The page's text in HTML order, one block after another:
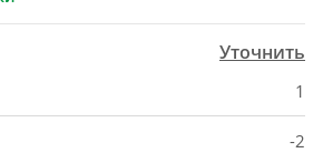
Уточнить
1
-2